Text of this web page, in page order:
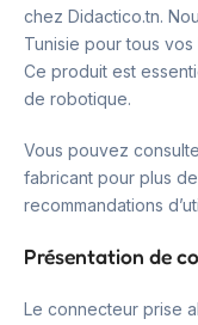
chez Didactico.tn.
Tunisie pour tous
Ce produit est
de robotique.
Vous pouvez
fabricant pour plus
recommandations
Présentation de
Le connecteur prise